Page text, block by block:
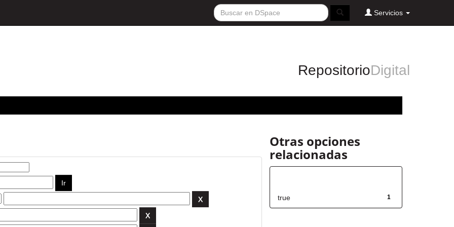
Servicios
RepositorioDigital
Otras opciones
relacionadas
1
true